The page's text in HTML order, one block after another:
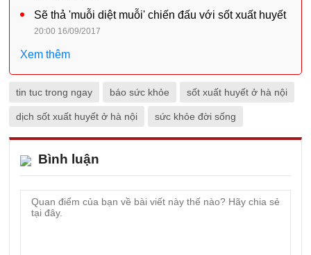
Sẽ thả 'muỗi diệt muỗi' chiến đấu với sốt xuất huyết
20:00 16/09/2017
Xem thêm
tin tuc trong ngay báo sức khỏe sốt xuất huyết ở hà nội
dịch sốt xuất huyết ở hà nội sức khỏe đời sống
Bình luận